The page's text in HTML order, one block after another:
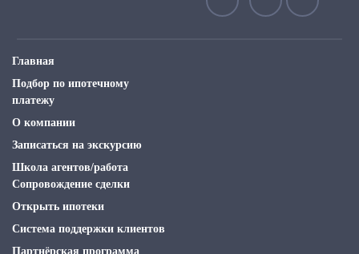
Главная
Подбор по ипотечному
платежу
О компании
Записаться на экскурсию
Школа агентов/работа
Сопровождение сделки
Открыть ипотеки
Система поддержки клиентов
Партнёрская программа